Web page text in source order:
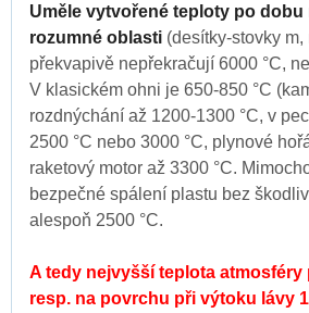
Uměle vytvořené teploty po
rozumné oblasti (desítky-stovky
překvapivě nepřekračují 6000 °C,
V klasickém ohni je 650-850 °C
rozdnýchání až 1200-1300 °C, v
2500 °C nebo 3000 °C, plynové
raketový motor až 3300 °C.
bezpečné spálení plastu bez
alespoň 2500 °C.
A tedy nejvyšší teplota atmosféry
resp. na povrchu při výtoku lávy